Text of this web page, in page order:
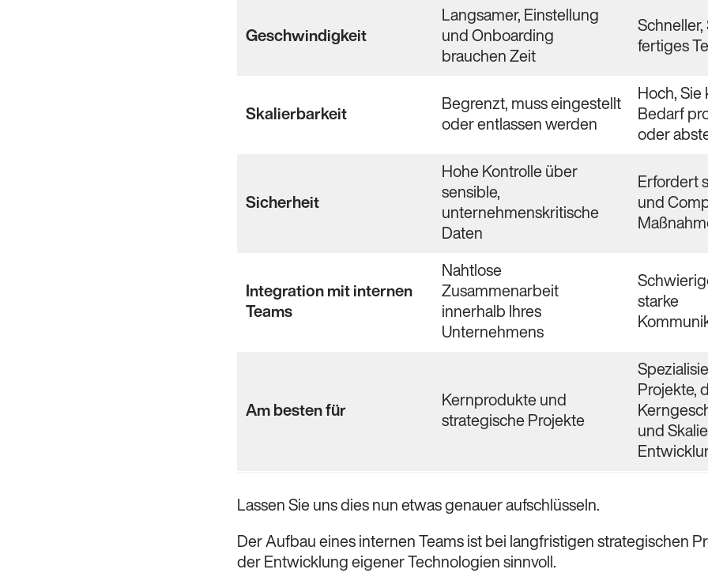
Geschwindigkeit
Langsamer, Einstellung
und Onboarding
brauchen Zeit
Schneller,
fertiges
Skalierbarkeit
Begrenzt, muss eingestellt
oder entlassen werden
Hoch, Sie
Bedarf
oder
Sicherheit
Hohe Kontrolle über
sensible,
unternehmenskritische
Daten
Erfordert
und
Integration mit internen
Teams
Nahtlose
Zusammenarbeit
innerhalb Ihres
Unternehmens
starke
Am besten für
Kernprodukte und
strategische Projekte
Projekte,
und
Lassen Sie uns dies nun etwas genauer aufschlüsseln.
Der Aufbau eines internen Teams ist bei langfristigen strategischen
der Entwicklung eigener Technologien sinnvoll.